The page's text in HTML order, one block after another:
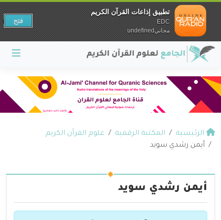
الرئيسية المكتبة الرقمية
علوم القرآن الكريم
أيمن رشدي سويد
أيمن رشدي سويد
تطبيق إذاعات القرآن الكريم
EDC
مجانيundefined
فتح